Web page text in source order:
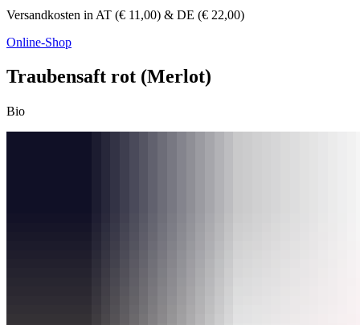
Versandkosten in AT (€ 11,00) & DE (€ 22,00)
Online-Shop
Traubensaft rot (Merlot)
Bio